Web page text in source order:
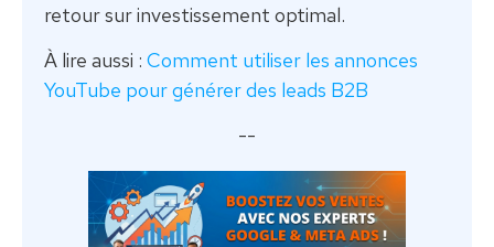
retour sur investissement optimal.
À lire aussi : Comment utiliser les annonces
YouTube pour générer des leads B2B
--